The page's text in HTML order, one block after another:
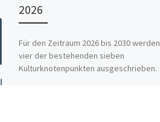
2026
Für den Zeitraum 2026 bis 2030 werden
vier der bestehenden sieben
Kulturknotenpunkten ausgeschrieben.